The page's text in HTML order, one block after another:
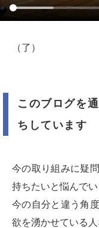
（了）
このブログを
ちしています
今の取り組みに疑
持ちたいと悩んでい
今の自分と違う角
欲を湧かせている人